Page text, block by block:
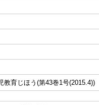
育じほう(第43巻1号(2015.4))